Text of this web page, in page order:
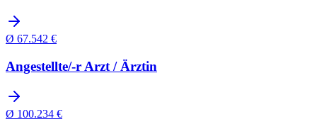
Ø 67.542 €
Angestellte/-r Arzt / Ärztin
Ø 100.234 €